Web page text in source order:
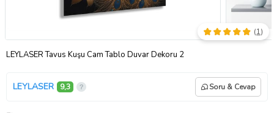
LEYLASER Tavus Kuşu Cam Tablo Duvar Dekoru 2
(1)
LEYLASER 9,3 Soru & Cevap